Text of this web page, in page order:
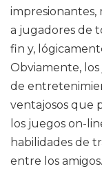
a jugadores de
fin y,
Obviamente,
de
ventajosos que
los juegos on-
habilidades de
entre los amigos.